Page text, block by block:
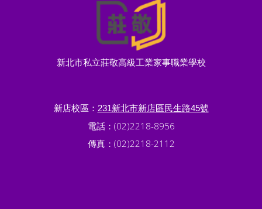
新北市私立莊敬高級工業家事職業學校
新店校區： 231新北市新店區民生路45號
電話：(02)2218-8956
傳真：(02)2218-2112